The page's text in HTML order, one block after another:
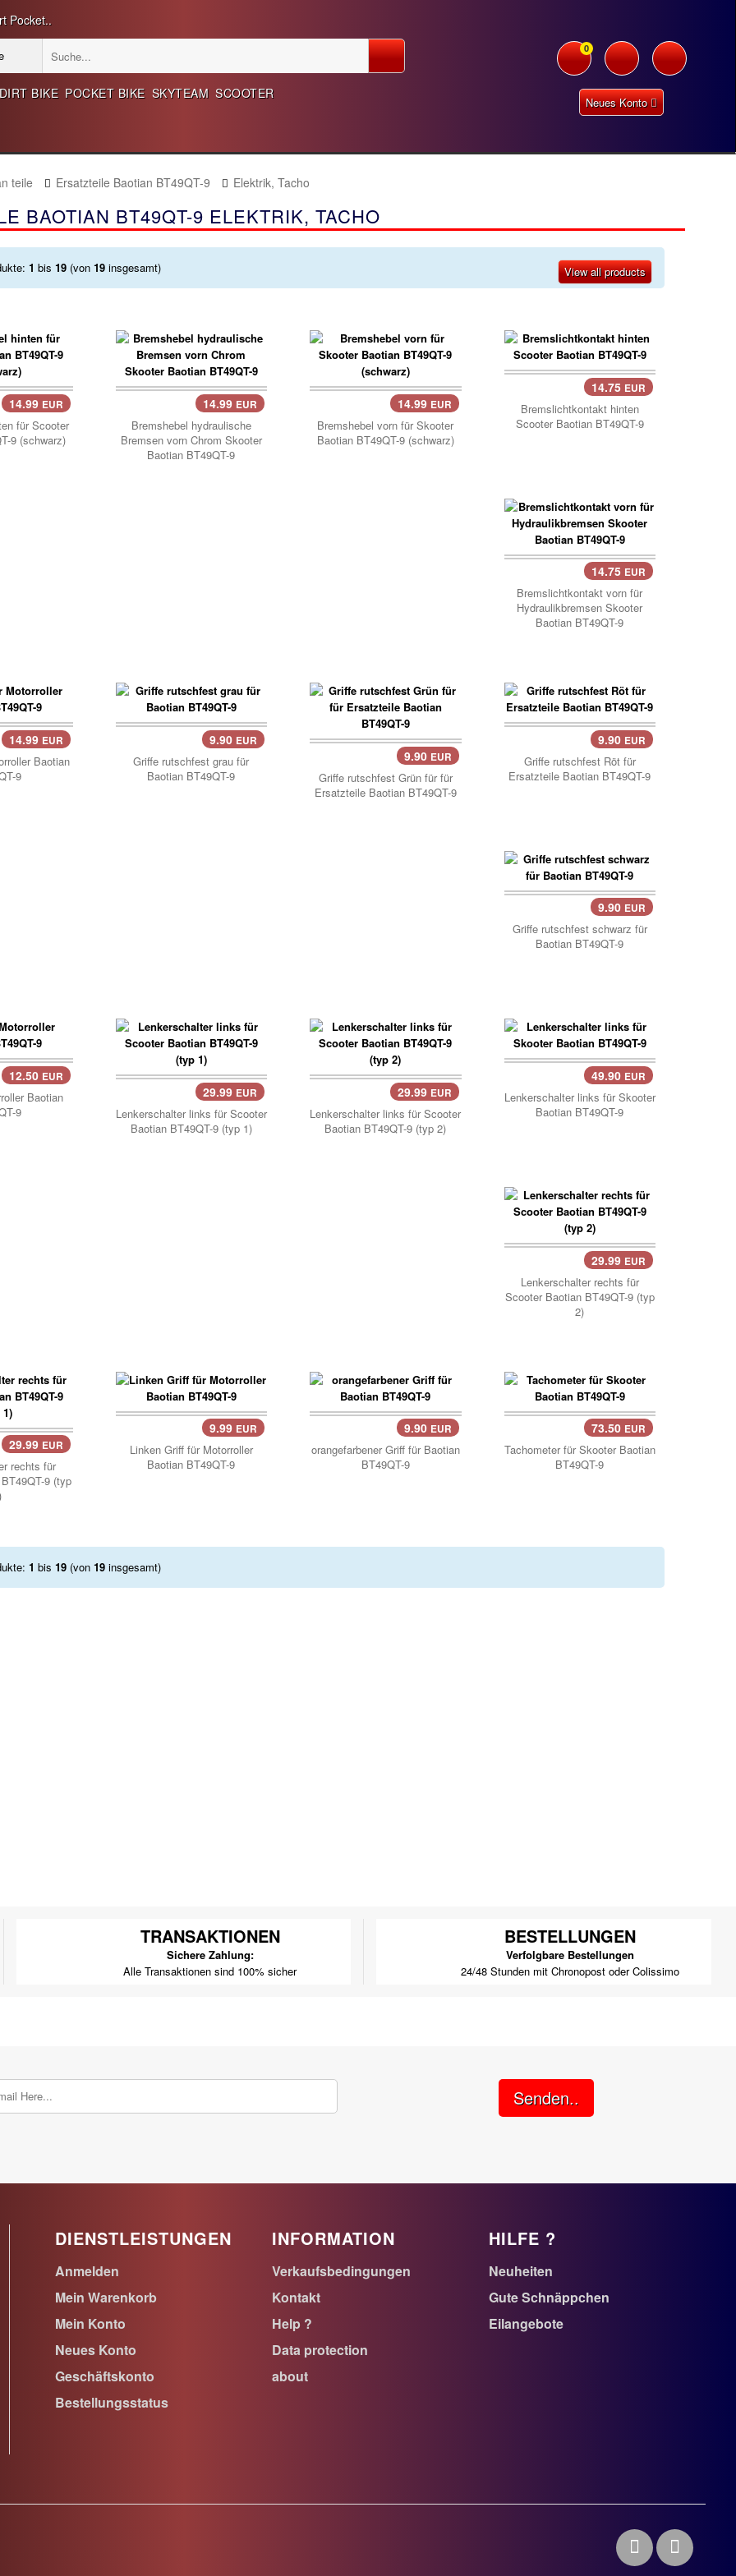
Pocket..
0
Neues Konto
DIRT BIKE POCKET BIKE SKYTEAM SCOOTER
teile Ersatzteile Baotian BT49QT-9 Elektrik, Tacho
BAOTIAN BT49QT-9 ELEKTRIK, TACHO
1 bis 19 (von 19 insgesamt) View all products
14.99 EUR
für Scooter
9 (schwarz)
14.99 EUR
Bremshebel hydraulische
Bremsen vorn Chrom Skooter
Baotian BT49QT-9
14.99 EUR
Bremshebel vorn für Skooter
Baotian BT49QT-9 (schwarz)
14.75 EUR
Bremslichtkontakt hinten
Scooter Baotian BT49QT-9
14.75 EUR
Bremslichtkontakt vorn für
Hydraulikbremsen Skooter
Baotian BT49QT-9
14.99 EUR
Baotian
9
9.90 EUR
Griffe rutschfest grau für
Baotian BT49QT-9
9.90 EUR
Griffe rutschfest Grün für für
Ersatzteile Baotian BT49QT-9
9.90 EUR
Griffe rutschfest Röt für
Ersatzteile Baotian BT49QT-9
9.90 EUR
Griffe rutschfest schwarz für
Baotian BT49QT-9
12.50 EUR
Baotian
9
29.99 EUR
Lenkerschalter links für Scooter
Baotian BT49QT-9 (typ 1)
29.99 EUR
Lenkerschalter links für Scooter
Baotian BT49QT-9 (typ 2)
49.90 EUR
Lenkerschalter links für Skooter
Baotian BT49QT-9
29.99 EUR
Lenkerschalter rechts für
Scooter Baotian BT49QT-9 (typ
2)
29.99 EUR
rechts für
9 (typ
9.99 EUR
Linken Griff für Motorroller
Baotian BT49QT-9
9.90 EUR
orangefarbener Griff für Baotian
BT49QT-9
73.50 EUR
Tachometer für Skooter Baotian
BT49QT-9
1 bis 19 (von 19 insgesamt)
TRANSAKTIONEN
Sichere Zahlung:
Alle Transaktionen sind 100% sicher
BESTELLUNGEN
Verfolgbare Bestellungen
24/48 Stunden mit Chronopost oder Colissimo
Senden..
DIENSTLEISTUNGEN
Anmelden
Mein Warenkorb
Mein Konto
Neues Konto
Geschäftskonto
Bestellungsstatus
INFORMATION
Verkaufsbedingungen
Kontakt
Help ?
Data protection
about
HILFE ?
Neuheiten
Gute Schnäppchen
Eilangebote